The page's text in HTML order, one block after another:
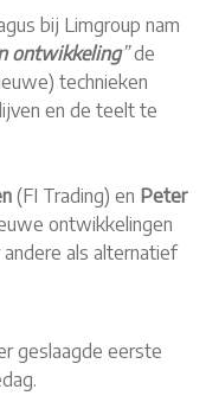
bij Limgroup nam
ontwikkeling”de
technieken
en de teelt te
(FI Trading) en Peter
ontwikkelingen
als alternatief
geslaagde eerste